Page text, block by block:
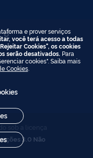
sob a licença
3.0 Não
e prover serviços
você terá acesso a todas
Cookies", os cookies
serão desativados. Para
cookies". Saiba mais
Cookies.